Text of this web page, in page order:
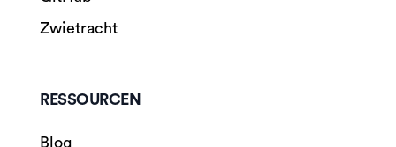
Zwietracht
RESSOURCEN
Blog